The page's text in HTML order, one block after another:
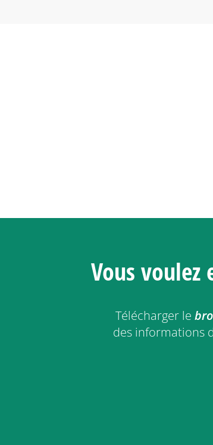
Vous voulez
Télécharger le
des informations